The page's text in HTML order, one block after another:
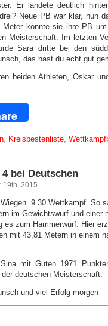
Er landete deutlich
Neue PB war klar, nun
Meter konnte sie ihre PB
Meisterschaft. Im letzten
Sara dritte bei den
das hast du echt gut
beiden Athleten, Oskar
, Kreisbestenliste,
bei Deutschen
19th, 2015
9.30 Wettkampf. So
im Gewichtswurf und einer
es zum Hammerwurf. Hier
mit 43,81 Metern in einem
mit Guten 1971
deutschen Meisterschaft.
und viel Erfolg morgen